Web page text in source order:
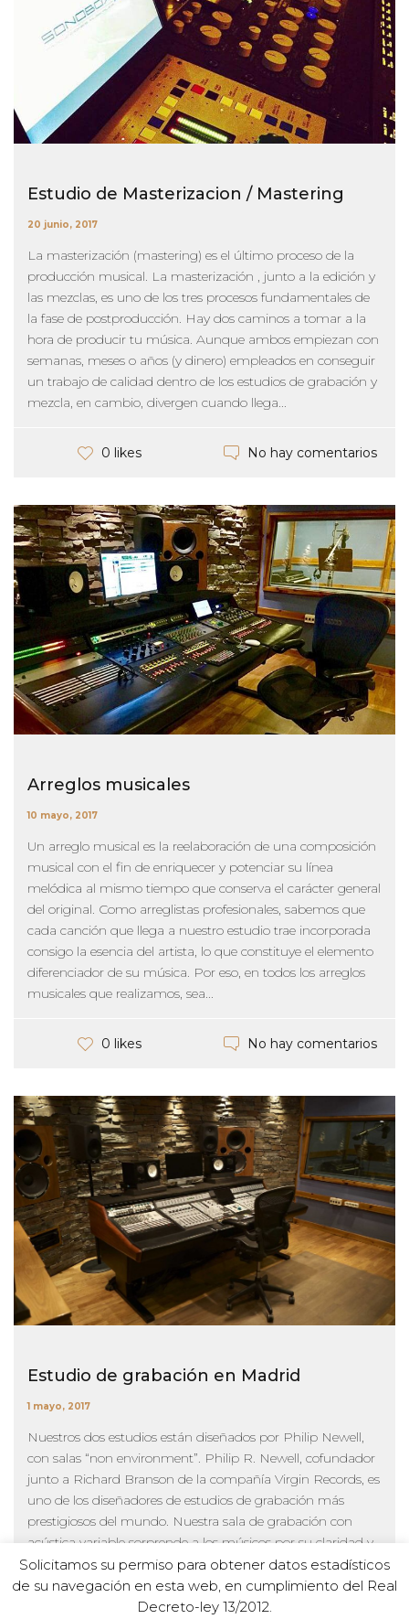
Estudio de Masterizacion / Mastering
20 junio, 2017
La masterización (mastering) es el último proceso de la
producción musical. La masterización , junto a la edición y
las mezclas, es uno de los tres procesos fundamentales de
la fase de postproducción. Hay dos caminos a tomar a la
hora de producir tu música. Aunque ambos empiezan con
semanas, meses o años (y dinero) empleados en conseguir
un trabajo de calidad dentro de los estudios de grabación y
mezcla, en cambio, divergen cuando llega...
0 likes No hay comentarios
Arreglos musicales
10 mayo, 2017
Un arreglo musical es la reelaboración de una composición
musical con el fin de enriquecer y potenciar su línea
melódica al mismo tiempo que conserva el carácter general
del original. Como arreglistas profesionales, sabemos que
cada canción que llega a nuestro estudio trae incorporada
consigo la esencia del artista, lo que constituye el elemento
diferenciador de su música. Por eso, en todos los arreglos
musicales que realizamos, sea...
0 likes No hay comentarios
Estudio de grabación en Madrid
1 mayo, 2017
Nuestros dos estudios están diseñados por Philip Newell,
con salas “non environment”. Philip R. Newell, cofundador
junto a Richard Branson de la compañía Virgin Records, es
uno de los diseñadores de estudios de grabación más
prestigiosos del mundo. Nuestra sala de grabación con
acústica variable sorprende a los músicos por su claridad y
naturalidad sonora. Las salas de control están preparadas
para proporcionar un sonido neutro,...
Solicitamos su permiso para obtener datos estadísticos
de su navegación en esta web, en cumplimiento del Real
Decreto-ley 13/2012.